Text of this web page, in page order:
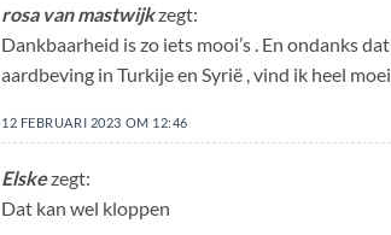
rosa van mastwijkzegt:
Dankbaarheid is zo iets mooi’s . En ondanks
aardbeving in Turkije en Syrië , vind ik heel
12 FEBRUARI 2023 OM 12:46
Elskezegt:
Dat kan wel kloppen